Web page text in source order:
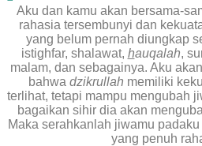
Aku dan kamu akan bersama-
rahasia tersembunyi dan
yang belum pernah diungkap
istighfar, shalawat, hauqalah,
malam, dan sebagainya. Aku
bahwa dzikrullah memiliki
terlihat, tetapi mampu mengubah
bagaikan sihir dia akan
Maka serahkanlah jiwamu
yang penuh